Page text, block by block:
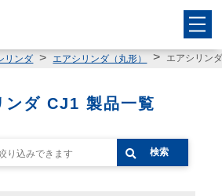
リンダ エアシリンダ（丸形） エアシリン
ンダ CJ1 製品一覧
検索